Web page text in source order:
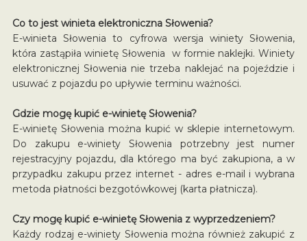
Co to jest winieta elektroniczna Słowenia?
E-winieta Słowenia to cyfrowa wersja winiety Słowenia,
która zastąpiła winietę Słowenia w formie naklejki. Winiety
elektronicznej Słowenia nie trzeba naklejać na pojeździe i
usuwać z pojazdu po upływie terminu ważności.
Gdzie mogę kupić e-winietę Słowenia?
E-winietę Słowenia można kupić w sklepie internetowym.
Do zakupu e-winiety Słowenia potrzebny jest numer
rejestracyjny pojazdu, dla którego ma być zakupiona, a w
przypadku zakupu przez internet - adres e-mail i wybrana
metoda płatności bezgotówkowej (karta płatnicza).
Czy mogę kupić e-winietę Słowenia z wyprzedzeniem?
Każdy rodzaj e-winiety Słowenia można również zakupić z